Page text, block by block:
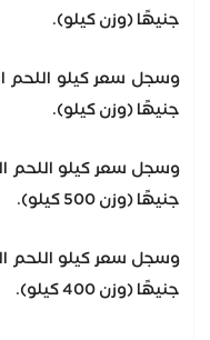
جنيهًا (وزن كيلو).
جنيهًا (وزن كيلو).
جنيهًا (وزن 500 كيلو).
جنيهًا (وزن 400 كيلو).